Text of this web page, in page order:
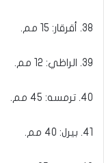
38. أقرقار: 15 مم.
39. الراظي: 12 مم.
40. ترمسه: 45 مم.
41. بيرل: 40 مم.